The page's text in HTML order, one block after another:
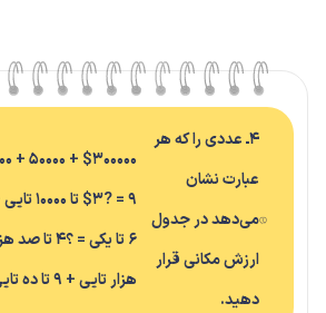
۴ـ عددی را که هر
عبارت نشان
می‌دهد در جدول
ارزش مکانی قرار
دهید.
هزار تایی + ۹ تا ده تایی = ؟